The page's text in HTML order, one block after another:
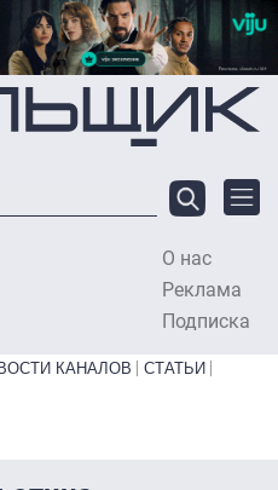
О нас
Реклама
Подписка
КАНАЛОВ
СТАТЬИ